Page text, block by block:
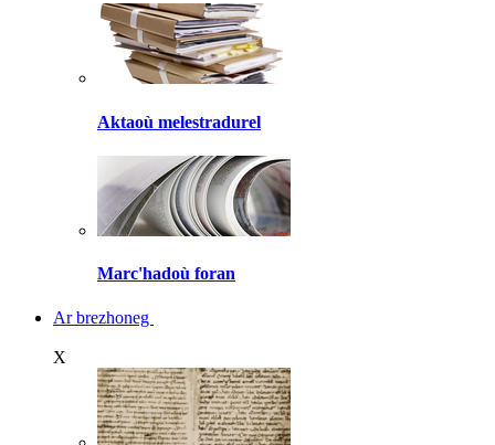
Aktaoù melestradurel
Marc'hadoù foran
Ar brezhoneg
X